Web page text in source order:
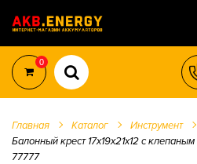
0
Главная Каталог
Инструмент
Балонный крест 17х19х21х12 с
77777